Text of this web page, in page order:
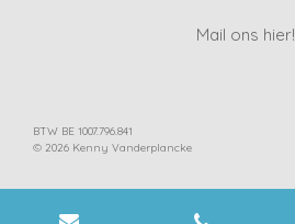
Mail ons hier!
BTW BE 1007.796.841
© 2026 Kenny Vanderplancke